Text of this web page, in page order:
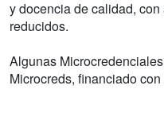
y docencia de calidad,
reducidos.
Algunas
Microcreds, financiado